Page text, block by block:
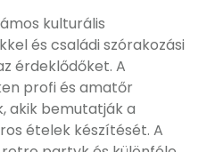
kulturális
és családi szórakozási
érdeklődőket. A
profi és amatőr
akik bemutatják a
ételek készítését. A